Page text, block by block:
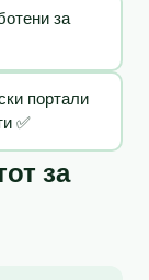
за
портали
✅
за